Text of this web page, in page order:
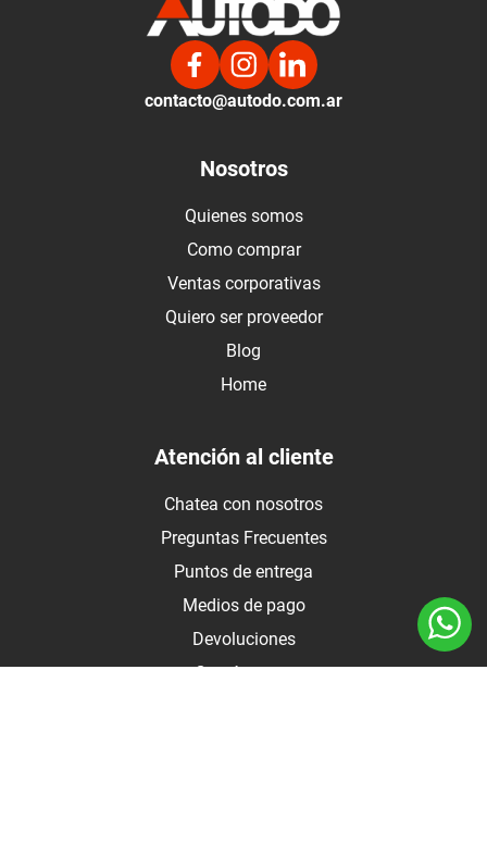
contacto@autodo.com.ar
Nosotros
Quienes somos
Como comprar
Ventas corporativas
Quiero ser proveedor
Blog
Home
Atención al cliente
Chatea con nosotros
Preguntas Frecuentes
Puntos de entrega
Medios de pago
Devoluciones
Contáctanos